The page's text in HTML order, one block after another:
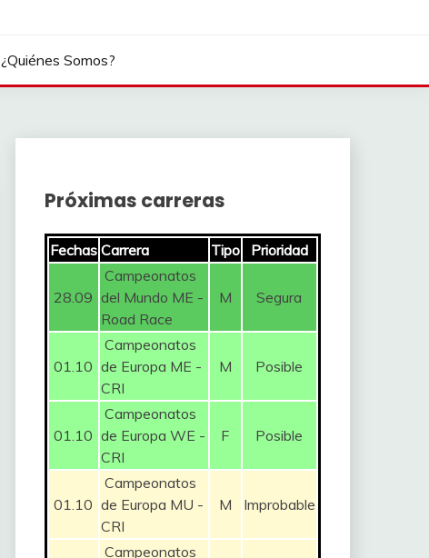
¿Quiénes Somos?
Próximas carreras
Fechas Carrera Tipo Prioridad
28.09
Campeonatos
del Mundo ME -
Road Race
M Segura
01.10
Campeonatos
de Europa ME -
CRI
M Posible
01.10
Campeonatos
de Europa WE -
CRI
F Posible
01.10
Campeonatos
de Europa MU -
CRI
M Improbable
Campeonatos